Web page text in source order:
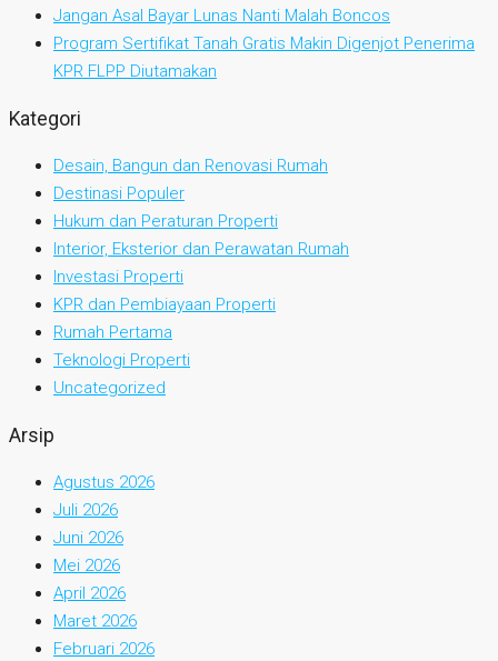
Jangan Asal Bayar Lunas Nanti Malah Boncos
Program Sertifikat Tanah Gratis Makin Digenjot Penerima
KPR FLPP Diutamakan
Kategori
Desain, Bangun dan Renovasi Rumah
Destinasi Populer
Hukum dan Peraturan Properti
Interior, Eksterior dan Perawatan Rumah
Investasi Properti
KPR dan Pembiayaan Properti
Rumah Pertama
Teknologi Properti
Uncategorized
Arsip
Agustus 2026
Juli 2026
Juni 2026
Mei 2026
April 2026
Maret 2026
Februari 2026